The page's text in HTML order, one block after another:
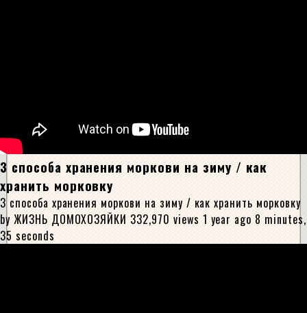
3 способа хранения моркови на зиму / как
хранить морковку
3 способа хранения моркови на зиму / как хранить морковку
by ЖИЗНЬ ДОМОХОЗЯЙКИ 332,970 views 1 year ago 8 minutes,
35 seconds